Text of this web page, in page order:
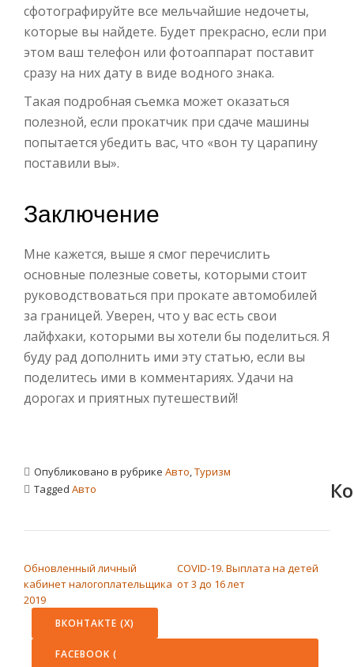
сфотографируйте все мельчайшие недочеты,
которые вы найдете. Будет прекрасно, если при
этом ваш телефон или фотоаппарат поставит
сразу на них дату в виде водного знака.
Такая подробная съемка может оказаться
полезной, если прокатчик при сдаче машины
попытается убедить вас, что «вон ту царапину
поставили вы».
Заключение
Мне кажется, выше я смог перечислить
основные полезные советы, которыми стоит
руководствоваться при прокате автомобилей
за границей. Уверен, что у вас есть свои
лайфхаки, которыми вы хотели бы поделиться. Я
буду рад дополнить ими эту статью, если вы
поделитесь ими в комментариях. Удачи на
дорогах и приятных путешествий!
Опубликовано в рубрике Авто,Туризм
Tagged Авто
Обновленный личный
кабинет налогоплательщика
2019
COVID-19. Выплата на детей
от 3 до 16 лет
ВКОНТАКТЕ (X)
FACEBOOK (